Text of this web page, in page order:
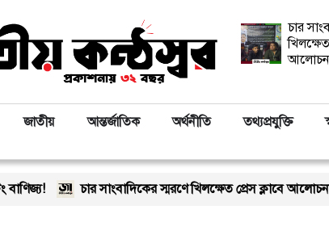
চার
জাতীয় আন্তর্জাতিক অর্থনীতি তথ্যপ্রযুক্তি
সাংবাদিকের স্মরণে খিলক্ষেত প্রেস ক্লাবে আলোচনা ও দোয়া মাহফিল